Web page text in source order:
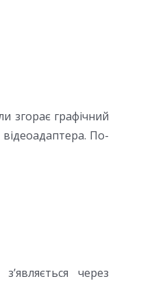
згорає графічний
По-
через